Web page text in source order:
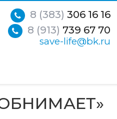
8 (383) 306 16 16
8 (913) 739 67 70
save-life@bk.ru